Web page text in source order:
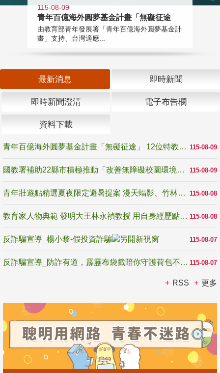
115-08-09
青年百億海外圓夢基金計畫「無礙征途
由教育部青年發展署「青年百億海外圓夢基金計
畫」支持、台灣適應...
最新消息 即時新聞
即時新聞澄清 電子布告欄
資料下載
115-08-09
青年百億海外圓夢基金計畫「無礙征途」 12位特教與弱勢青年勇闖西班牙 跨越感官限制見證生命蛻變
115-08-09
國教署補助22縣市積極推動「改善無障礙校園環境計畫」 打造友善、安全、無礙學習空間
115-08-08
青年壯遊點精選夏夜限定避暑提案 漫天蝠影、竹林尋蛙、茶香夜觀 邀青年暮色出發
115-08-08
教育家人物典範 發明大王林永禎教授 用自身經歷點亮學生的路
115-08-07
反詐騙宣導_楊小黎-假投資詐騙
115-08-07
反詐騙宣導_防詐有道，霹靂布袋戲陪你守護荷包不受騙
RSS 更多